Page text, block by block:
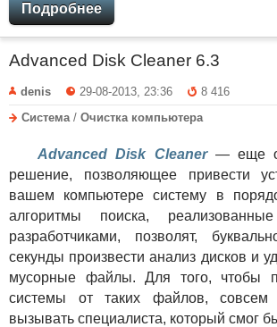
Подробнее
Advanced Disk Cleaner 6.3
denis 29-08-2013, 23:36
8 416
Система / Очистка компьютера
Advanced Disk Cleaner— еще
решение, позволяющее привести
вашем компьютере систему в
алгоритмы поиска,
разработчиками, позволят,
секунды произвести анализ дисков и
мусорные файлы. Для того, чтобы
системы от таких файлов, совсем
вызывать специалиста, который смог